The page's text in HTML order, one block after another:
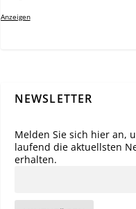
Anzeigen
NEWSLETTER
Melden Sie sich hier an,
laufend die aktuellsten
erhalten.